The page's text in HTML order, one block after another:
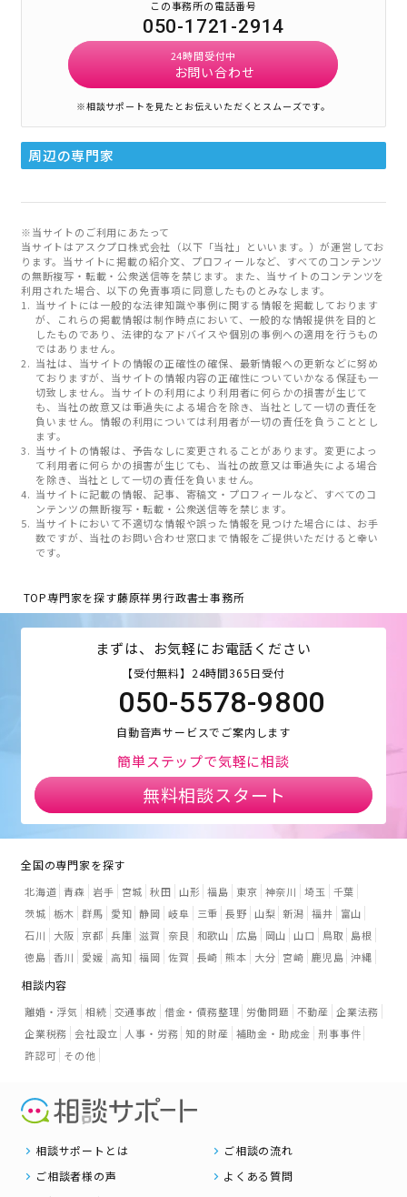
この事務所の電話番号
050-1721-2914
24時間受付中
お問い合わせ
※相談サポートを見たとお伝えいただくとスムーズです。
周辺の専門家
※当サイトのご利用にあたって
当サイトはアスクプロ株式会社（以下「当社」といいます。）が運営してお
ります。当サイトに掲載の紹介文、プロフィールなど、すべてのコンテンツ
の無断複写・転載・公衆送信等を禁じます。また、当サイトのコンテンツを
利用された場合、以下の免責事項に同意したものとみなします。
当サイトには一般的な法律知識や事例に関する情報を掲載しております
が、これらの掲載情報は制作時点において、一般的な情報提供を目的と
したものであり、法律的なアドバイスや個別の事例への適用を行うもの
ではありません。
当社は、当サイトの情報の正確性の確保、最新情報への更新などに努め
ておりますが、当サイトの情報内容の正確性についていかなる保証も一
切致しません。当サイトの利用により利用者に何らかの損害が生じて
も、当社の故意又は重過失による場合を除き、当社として一切の責任を
負いません。情報の利用については利用者が一切の責任を負うこととし
ます。
当サイトの情報は、予告なしに変更されることがあります。変更によっ
て利用者に何らかの損害が生じても、当社の故意又は重過失による場合
を除き、当社として一切の責任を負いません。
当サイトに記載の情報、記事、寄稿文・プロフィールなど、すべてのコ
ンテンツの無断複写・転載・公衆送信等を禁じます。
当サイトにおいて不適切な情報や誤った情報を見つけた場合には、お手
数ですが、当社のお問い合わせ窓口まで情報をご提供いただけると幸い
です。
TOP専門家を探す藤原祥男行政書士事務所
まずは、お気軽にお電話ください
【受付無料】24時間365日受付
050-5578-9800
自動音声サービスでご案内します
簡単ステップで気軽に相談
無料相談スタート
全国の専門家を探す
北海道 青森 岩手 宮城 秋田 山形 福島 東京 神奈川 埼玉
千葉
茨城 栃木 群馬 愛知 静岡 岐阜 三重 長野 山梨 新潟 福井
富山
石川
大阪 京都 兵庫 滋賀 奈良 和歌山 広島 岡山 山口 鳥取
島根
徳島 香川 愛媛 高知 福岡 佐賀 長崎 熊本 大分 宮崎 鹿児島 沖縄
相談内容
離婚・浮気 相続 交通事故 借金・債務整理 労働問題 不動産 企業法務
企業税務 会社設立 人事・労務 知的財産 補助金・助成金 刑事事件
許認可 その他
相談サポートとは
ご相談の流れ
ご相談者様の声
よくある質問